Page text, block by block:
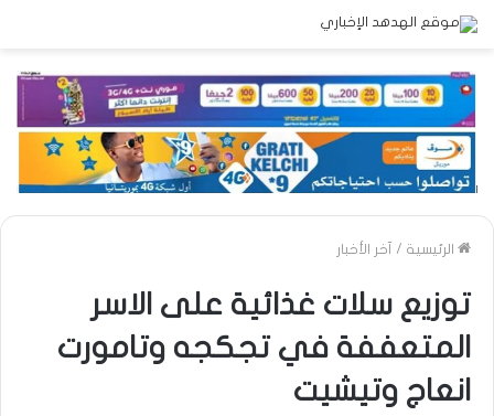
الرئيسية / آخر الأخبار
توزيع سلات غذائية على الاسر
المتعففة في تجكجه وتامورت
انعاج وتيشيت